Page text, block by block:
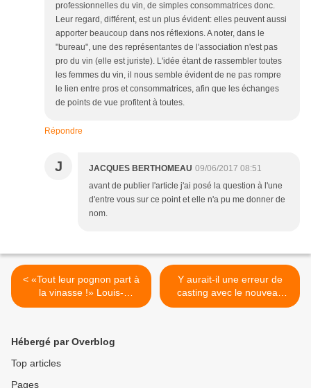
professionnelles du vin, de simples consommatrices donc.
Leur regard, différent, est un plus évident: elles peuvent aussi
apporter beaucoup dans nos réflexions. A noter, dans le
"bureau", une des représentantes de l'association n'est pas
pro du vin (elle est juriste). L'idée étant de rassembler toutes
les femmes du vin, il nous semble évident de ne pas rompre
le lien entre pros et consommatrices, afin que les échanges
de points de vue profitent à toutes.
Répondre
J JACQUES BERTHOMEAU 09/06/2017 08:51
avant de publier l'article j'ai posé la question à l'une
d'entre vous sur ce point et elle n'a pu me donner de
nom.
< «Tout leur pognon part à
la vinasse !» Louis-
Ferdinand Céline,
Y aurait-il une erreur de
casting avec le nouveau
Ministre de l’Agriculture ? >
Hébergé par Overblog
Top articles
Pages